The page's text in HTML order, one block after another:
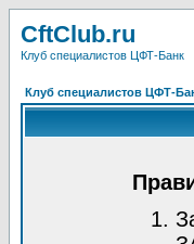
CftClub.ru
Клуб специалистов ЦФТ-Банк
Клуб специалистов ЦФТ-